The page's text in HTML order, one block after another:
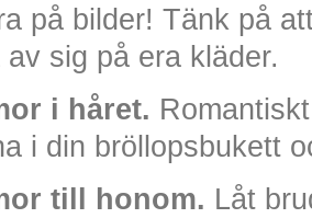
på bilder! Tänk på
av sig på era kläder.
i håret.
i din bröllopsbukett
till honom. Låt